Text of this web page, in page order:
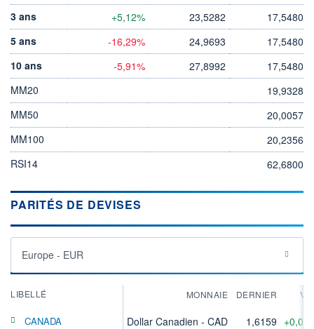
3 ans
+5,12% 23,5282
17,5480
5 ans
-16,29% 24,9693
17,5480
10 ans
-5,91% 27,8992
17,5480
MM20
19,9328
MM50
20,0057
MM100
20,2356
RSI14
62,6800
PARITÉS DE DEVISES
Europe - EUR
LIBELLÉ MONNAIE DERNIER
CANADA Dollar Canadien - CAD 1,6159